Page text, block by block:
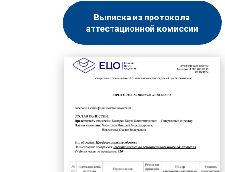
Выписка из протокола
аттестационной комиссии